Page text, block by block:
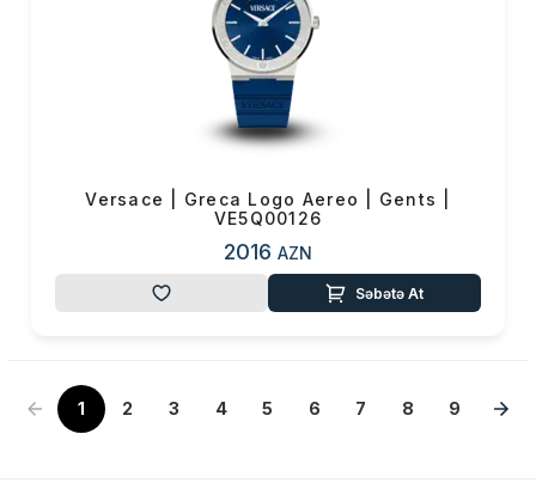
Versace | Greca Logo Aereo | Gents |
VE5Q00126
2016 AZN
Səbətə At
1 2 3 4 5 6 7 8 9